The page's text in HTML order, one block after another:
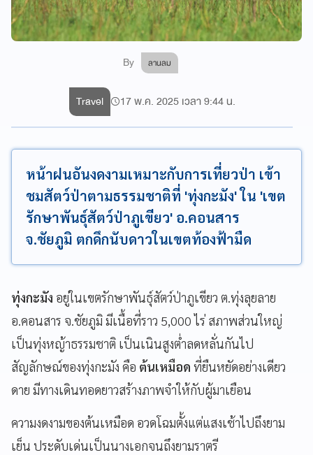
By ลานลม
Travel 17 พ.ค. 2025 เวลา 9:44 น.
หน้าฝนอันงดงามเหมาะกับการเที่ยวป่า เข้า
ชมสัตว์ป่าตามธรรมชาติที่ 'ทุ่งกะมัง' ใน 'เขต
รักษาพันธุ์สัตว์ป่าภูเขียว' อ.คอนสาร
จ.ชัยภูมิ ตกดึกนับดาวในเขตท้องฟ้ามืด
ทุ่งกะมัง อยู่ในเขตรักษาพันธุ์สัตว์ป่าภูเขียว ต.ทุ่งลุยลาย
อ.คอนสาร จ.ชัยภูมิมีเนื้อที่ราว 5,000 ไร่ สภาพส่วนใหญ่
เป็นทุ่งหญ้าธรรมชาติ เป็นเนินสูงต่ำลดหลั่นกันไป
สัญลักษณ์ของทุ่งกะมัง คือ ต้นเหมือด ที่ยืนหยัดอย่างเดียว
ดาย มีทางเดินทอดยาวสร้างภาพจำให้กับผู้มาเยือน
ความงดงามของต้นเหมือด อวดโฉมตั้งแต่แสงเช้าไปถึงยาม
เย็น ประดับเด่นเป็นนางเอกจนถึงยามราตรี